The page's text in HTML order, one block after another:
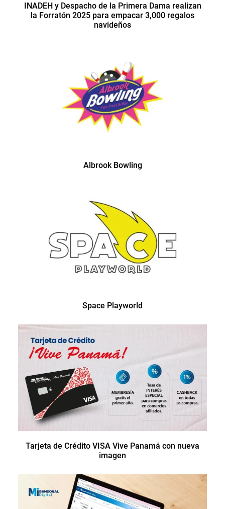
INADEH y Despacho de la Primera Dama realizan
la Forratón 2025 para empacar 3,000 regalos
navideños
Albrook Bowling
Space Playworld
Tarjeta de Crédito VISA Vive Panamá con nueva
imagen